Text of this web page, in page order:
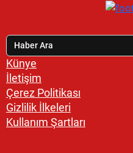
Künye
İletişim
Çerez Politikası
Gizlilik İlkeleri
Kullanım Şartları